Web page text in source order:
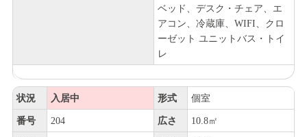
ベッド、デスク・チェア、エ
アコン、冷蔵庫、WIFI、クロ
ーゼット ユニットバス・トイ
レ
状況 入居中 形式 個室
番号 204 広さ 10.8㎡